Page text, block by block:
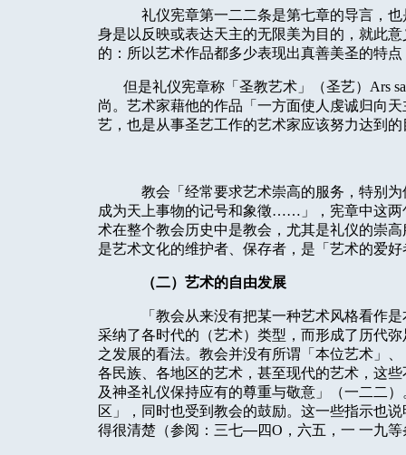
礼仪宪章第一二二条是第七章的导言，
身是以反映或表达天主的无限美为目的，就此
的：所以艺术作品都多少表现出真善美圣的特
但是礼仪宪章称「圣教艺术」（圣艺）Ars
尚。艺术家藉他的作品「一方面使人虔诚归向
艺，也是从事圣艺工作的艺术家应该努力达到的
教会「经常要求艺术崇高的服务，特别
成为天上事物的记号和象徵……」，宪章中这两
术在整个教会历史中是教会，尤其是礼仪的崇
是艺术文化的维护者、保存者，是「艺术的爱好
（二）艺术的自由发展
「教会从来没有把某一种艺术风格看作
采纳了各时代的（艺术）类型，而形成了历代
之发展的看法。教会并没有所谓「本位艺术」
各民族、各地区的艺术，甚至现代的艺术，这
及神圣礼仪保持应有的尊重与敬意」（一二二
区」，同时也受到教会的鼓励。这一些指示也
得很清楚（参阅：三七—四O，六五，一 一九